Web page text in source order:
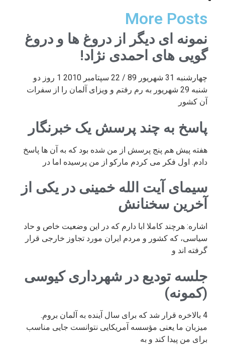
More Posts
نمونه ای دیگر از دروغ ها و دروغ
گویی های احمدی نژاد!
چهارشنبه 31 شهریور 89 / 22 سپتامبر 2010 1 روز دو
شنبه 29 شهریور به رم رفتم و ویزای آلمان را از سفرات
آن کشور
پاسخ به چند پرسش یک خبرنگار
هفته پیش هم پنج پرسش از من شده بود که به آن ها پاسخ
دادم. اول فکر می کردم مارکو از من پرسیده اما در
سیمای آیت الله خمینی در یکی از
آخرین سخنانش
اشاره: هرچند کاملا ابا دارم که در این وضعیت خاص و حاد
سیاسی، که کشور و مردم ایران مورد تجاوز خارجی قرار
گرفته اند و
جلسه تودیع در شهرداری کیوسی
(کمونه)
4 بالاخره قرار شد که برای سال آینده به آلمان بروم.
میزبان ما یعنی مؤسسه آمریکایی نتوانست جایی مناسب
برای من پیدا کند و به